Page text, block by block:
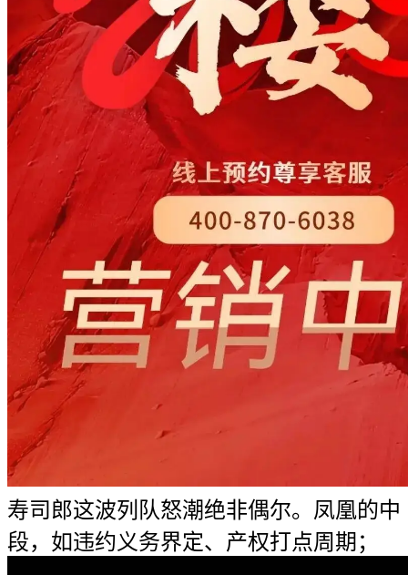
寿司郎这波列队怒潮绝非偶尔。凤凰的中
段，如违约义务界定、产权打点周期；